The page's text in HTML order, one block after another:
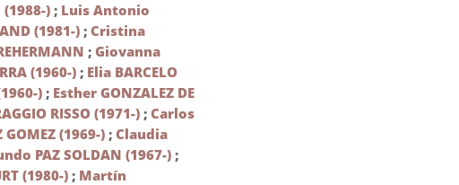
(1988-) ; Luis Antonio
(1981-);Cristina
;Giovanna
(1960-) ; Elia BARCELO
); Esther GONZALEZ DE
RISSO (1971-) ;Carlos
(1969-) ;Claudia
PAZ SOLDAN (1967-);
(1980-); Martín